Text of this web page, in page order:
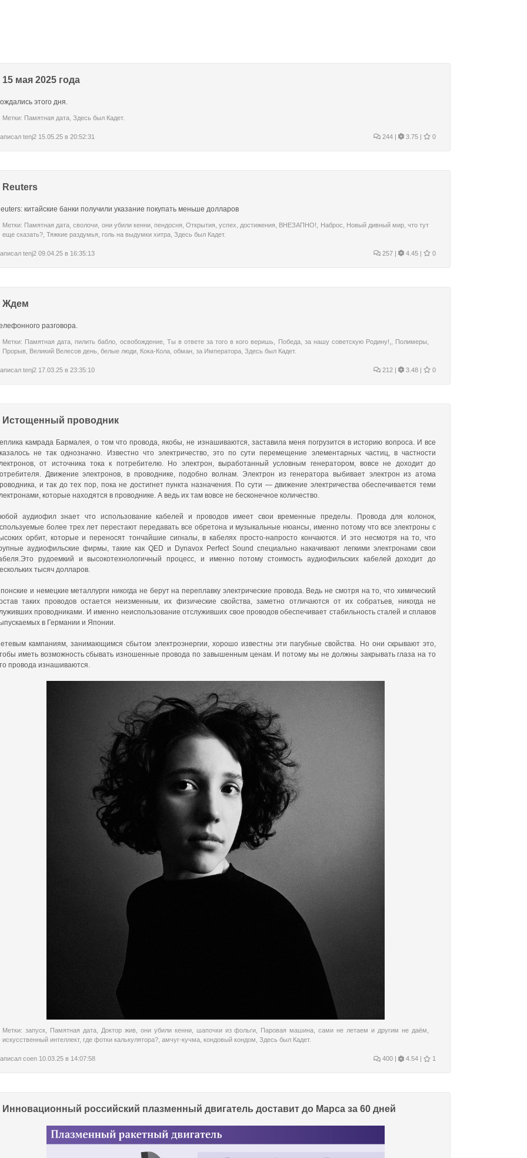
15 мая 2025 года
этого дня.
Метки: Памятная дата Здесь был Кадет.
tenj2 15.05.25 в 20:52:31 244 | 3.75 | 0
Reuters
китайские банки получили указание покупать меньше долларов
Метки: Памятная дата ,сволочи они убили кенни, пендосня Открытия ,успех достижения ВНЕЗАПНО! Наброс Новый дивный мир, что тут
еще сказать? Тяжкие раздумья голь на выдумки хитра Здесь был Кадет.
tenj2 09.04.25 в 16:35:13 257 | 4.45 | 0
Ждем
разговора.
Метки: Памятная дата ,пилить бабло освобождение, Ты в ответе за того в кого веришь Победа, за нашу советскую Родину!, Полимеры
Прорыв Великий Велесов день белые люди Кока-Кола обман за Императора Здесь был Кадет.
tenj2 17.03.25 в 23:35:10 212 | 3.48 | 0
Истощенный проводник
камрада Бармалея, о том что провода, якобы, не изнашиваются, заставила меня погрузится в историю вопроса. И все
не так однозначно. Известно что электричество, это по сути перемещение элементарных частиц, в частности
от источника тока к потребителю. Но электрон, выработанный условным генератором, вовсе не доходит до
Движение электронов, в проводнике, подобно волнам. Электрон из генератора выбивает электрон из атома
и так до тех пор, пока не достигнет пункта назначения. По сути — движение электричества обеспечивается теми
которые находятся в проводнике. А ведь их там вовсе не бесконечное количество.
аудиофил знает что использование кабелей и проводов имеет свои временные пределы. Провода для колонок,
более трех лет перестают передавать все обретона и музыкальные нюансы, именно потому что все электроны с
орбит, которые и переносят тончайшие сигналы, в кабелях просто-напросто кончаются. И это несмотря на то, что
аудиофильские фирмы, такие как QED и Dynavox Perfect Sound специально накачивают легкими электронами свои
рудоемкий и высокотехнологичный процесс, и именно потому стоимость аудиофильских кабелей доходит до
тысяч долларов.
и немецкие металлурги никогда не берут на переплавку электрические провода. Ведь не смотря на то, что химический
таких проводов остается неизменным, их физические свойства, заметно отличаются от их собратьев, никогда не
проводниками. И именно неиспользование отслуживших свое проводов обеспечивает стабильность сталей и сплавов
в Германии и Японии.
кампаниям, занимающимся сбытом электроэнергии, хорошо известны эти пагубные свойства. Но они скрывают это,
иметь возможность сбывать изношенные провода по завышенным ценам. И потому мы не должны закрывать глаза на то
провода изнашиваются.
Метки: запуск, Памятная дата, Доктор жив, они убили кенни, шапочки из фольги Паровая машина ,сами не летаем и другим не даём
искусственный интеллект, где фотки калькулятора? амчуг-кучма кондовый кондом Здесь был Кадет.
coen 10.03.25 в 14:07:58 400 | 4.54 | 1
Инновационный российский плазменный двигатель доставит до Марса за 60 дней